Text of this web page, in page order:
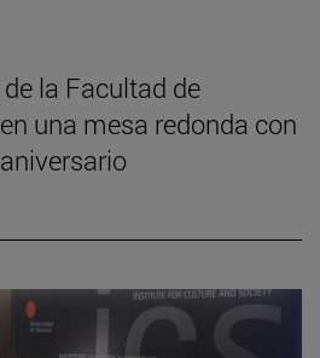
la Facultad de
una mesa redonda con